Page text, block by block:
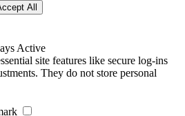
All
Active
site features like secure log-ins
They do not store personal